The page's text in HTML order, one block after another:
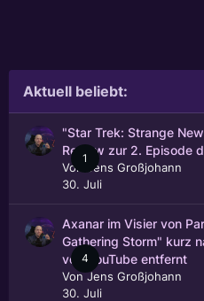
Aktuell beliebt:
1
"Star Trek: Strange
Review zur 2. Episode
Von
Jens Großjohann
30. Juli
4
Axanar im Visier von
Gathering Storm" kurz
von YouTube entfernt
VonJens Großjohann
30. Juli